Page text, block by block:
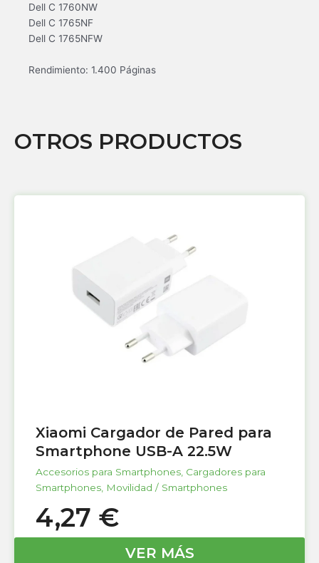
Dell C 1760NW
Dell C 1765NF
Dell C 1765NFW
Rendimiento: 1.400 Páginas
OTROS PRODUCTOS
Xiaomi Cargador de Pared para
Smartphone USB-A 22.5W
Accesorios para Smartphones Cargadores para
Smartphones Movilidad / Smartphones
4,27 €
VER MÁS